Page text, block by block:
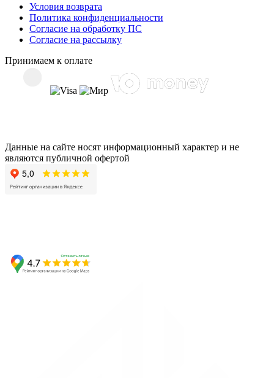
Условия возврата
Политика конфиденциальности
Согласие на обработку ПС
Согласие на рассылку
Принимаем к оплате
Данные на сайте носят информационный характер и не
являются публичной офертой